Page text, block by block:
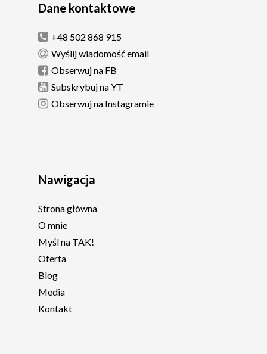
Dane kontaktowe
+48 502 868 915
Wyślij wiadomość email
Obserwuj na FB
Subskrybuj na YT
Obserwuj na Instagramie
Nawigacja
Strona główna
O mnie
Myśl na TAK!
Oferta
Blog
Media
Kontakt